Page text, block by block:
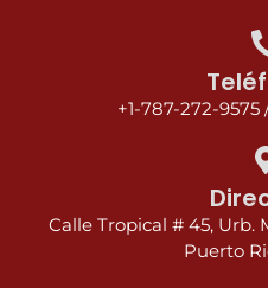
+1-787-272-9575
Calle Tropical # 45, Urb.
Puerto